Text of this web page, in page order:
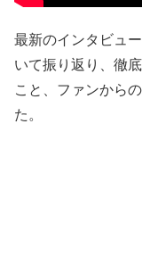
最新のインタビュ
いて振り返り、徹
こと、ファンから
た。